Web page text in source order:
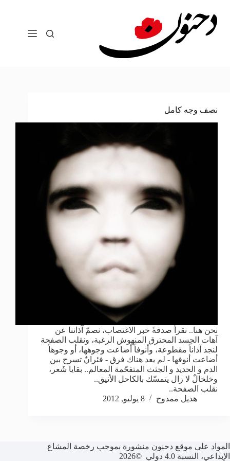
المحتوى
نصف وجه كامل
نحن هنا.. نقرأ صدفةً خبر الاغتصاب، نصمّ آذاننا عن
آهات الجسد المحترق المنهوش الرغبة، ونقلب الصفحة
لنجد آذاناً مقطوعة، وأنوفاً أضاعت وجوهها، أو وجوهاً
أضاعت أنوفها - لم يعد هناك فرق - فئرانٌ تسرح بين
الدم و الحديد و الجثث المتفحّمة المعالم.. بقايا شَعر،
وخلخالٌ لا زال يتمسّك بالكاحل الأنيق..
نقلب الصفحة..
هديل ممدوح
8 يوليو, 2012
المواد على موقع دحنون منشورة بموجب رخصة المشاع
الإبداعي، النسبة 4.0 دولي ©2026